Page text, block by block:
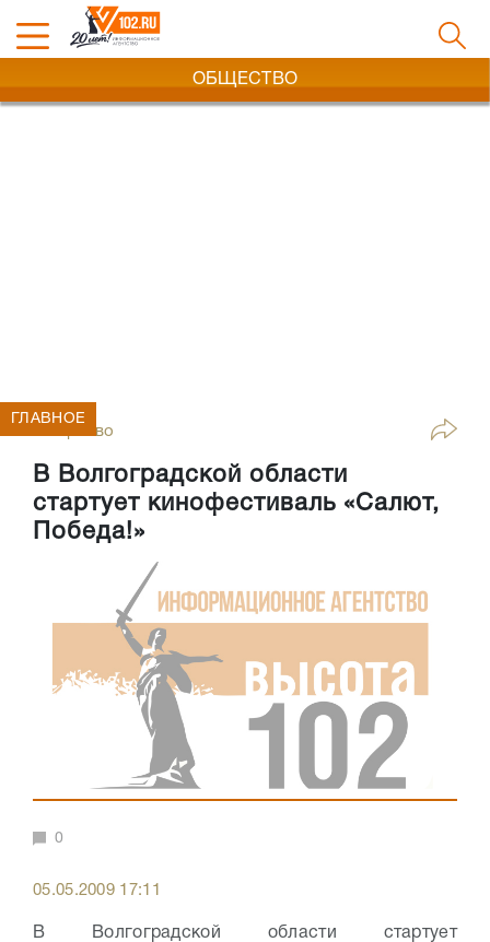
ОБЩЕСТВО
Общество
В Волгоградской области
стартует кинофестиваль «Салют,
Победа!»
ГЛАВНОЕ
0
05.05.2009 17:11
В Волгоградской области стартует